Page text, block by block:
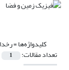
کلیدواژه‌ها =
تعداد مقالات: 1